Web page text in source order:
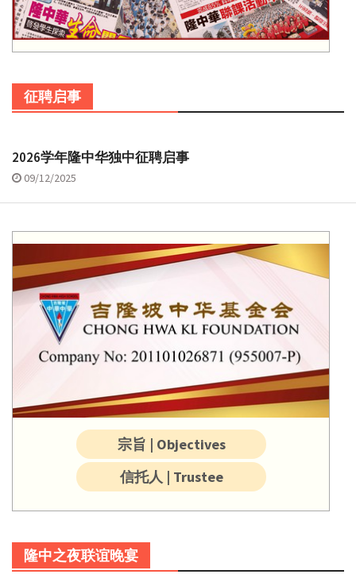
征聘启事
2026学年隆中华独中征聘启事
09/12/2025
宗旨 | Objectives
信托人 | Trustee
隆中之夜联谊晚宴